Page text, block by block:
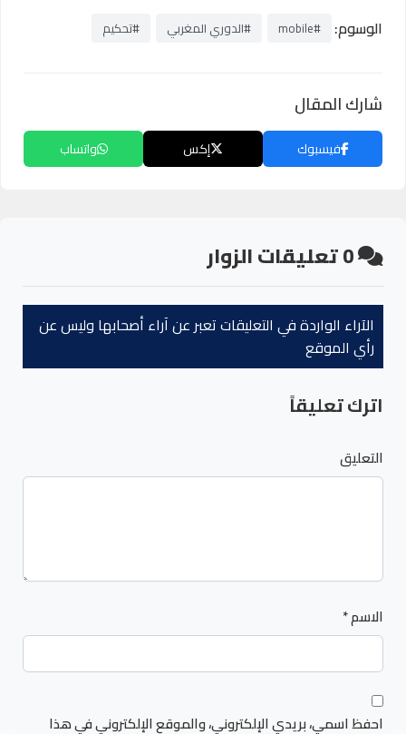
الوسوم: #mobile #الدوري المغربي #تحكيم
شارك المقال
فيسبوك إكس واتساب
0تعليقات الزوار
الآراء الواردة في التعليقات تعبر عن آراء أصحابها وليس عن
رأي الموقع
اترك تعليقاً
التعليق
الاسم*
احفظ اسمي، بريدي الإلكتروني، والموقع الإلكتروني في هذا